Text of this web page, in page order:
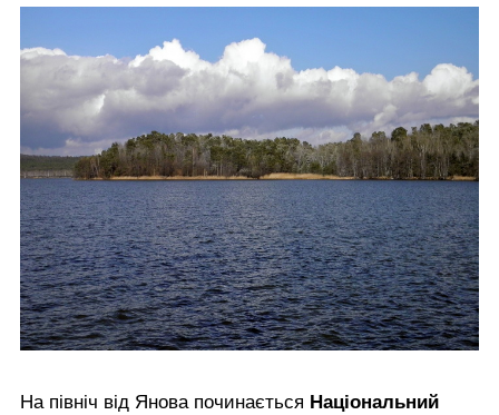
На північ від Янова починається Національний